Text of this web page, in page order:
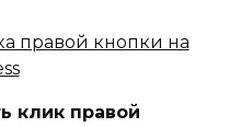
клик правой